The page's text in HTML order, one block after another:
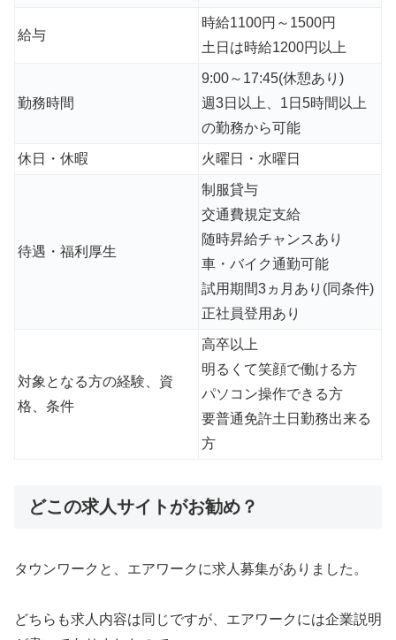
給与
時給1100円～1500円
土日は時給1200円以上
勤務時間
9:00～17:45(休憩あり)
週3日以上、1日5時間以上
の勤務から可能
休日・休暇 火曜日・水曜日
待遇・福利厚生
制服貸与
交通費規定支給
随時昇給チャンスあり
車・バイク通勤可能
試用期間3ヵ月あり(同条件)
正社員登用あり
対象となる方の経験、資
格、条件
高卒以上
明るくて笑顔で働ける方
パソコン操作できる方
要普通免許土日勤務出来る
方
どこの求人サイトがお勧め？
タウンワークと、エアワークに求人募集がありました。
どちらも求人内容は同じですが、エアワークには企業説明